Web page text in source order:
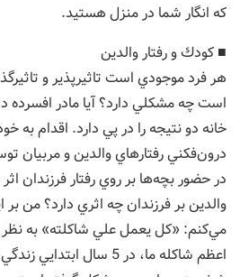
كه انگار شما در منزل هستيد.
■ كودك و رفتار والدين
هر فرد موجودي است تاثيرپذير و
است چه مشكلي دارد؟ آيا مادر افسرده
خانه دو نتيجه را در پي دارد. اقدام به
درون‌فكني رفتارهاي والدين و مربيان
در حضور بچه‌ها بر روي رفتار فرزندان
والدين بر فرزندان چه اثري دارد؟ من بر
مي‌كنم: «كل يعمل علي شاكلته» به